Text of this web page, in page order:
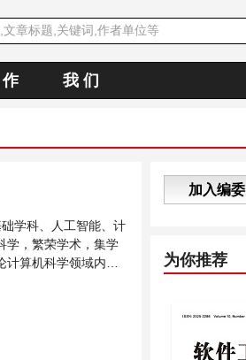
我 们
学科、人工智能、计
学，繁荣学术，集学
算机科学领域内不
加入编委
为你推荐